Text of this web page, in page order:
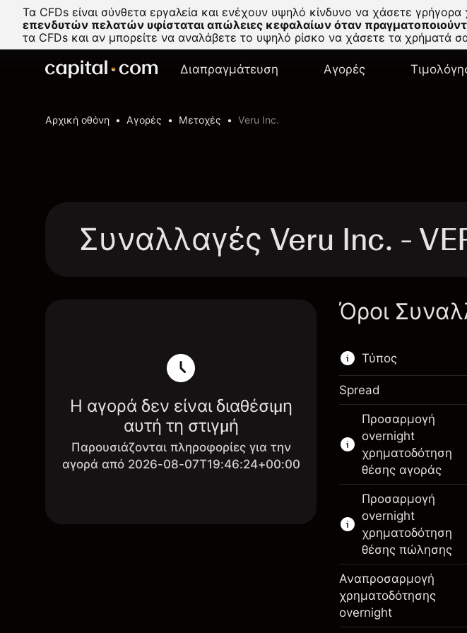
Τα CFDs είναι σύνθετα εργαλεία και ενέχουν υψηλό κίνδυνο να χάσετε
επενδυτών πελατών υφίσταται απώλειες κεφαλαίων όταν
τα CFDs και αν μπορείτε να αναλάβετε το υψηλό ρίσκο να χάσετε τα χρήματά
Διαπραγμάτευση Αγορές
Αρχική οθόνη Αγορές Μετοχές Veru Inc.
Συναλλαγές Veru Inc. -
Η αγορά δεν είναι διαθέσιμη
αυτή τη στιγμή
Παρουσιάζονται πληροφορίες για την
αγορά από 2026-08-07T19:46:24+00:00
Όροι
Τύπος
Αυτό το
διαθέσιμο για
Knock-outs.
Μάθετε
CFDs
Knock-outs
Spread
Προσαρμογή
overnight
χρηματοδότηση
θέσης αγοράς
Περιθώριο. Η
σας
Προσαρμογή
overnight
χρηματοδότηση
θέσης πώλησης
Αναπροσαρμογή
χρηματοδότησης
overnight